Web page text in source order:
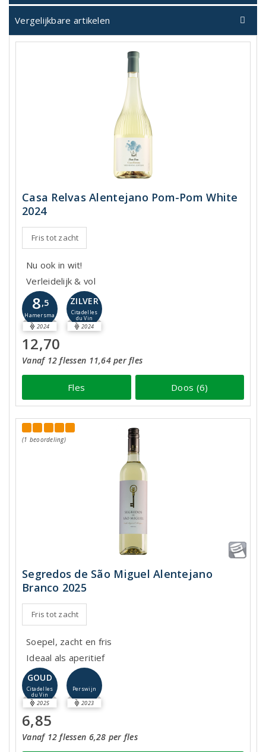
Vergelijkbare artikelen
Casa Relvas Alentejano Pom-Pom White
2024
Fris tot zacht
Nu ook in wit!
Verleidelijk & vol
8,5
Hamersma
2024
ZILVER
Citadelles
du Vin
2024
12,70
Vanaf 12 flessen 11,64 per fles
Fles Doos (6)
(1 beoordeling)
Segredos de São Miguel Alentejano
Branco 2025
Fris tot zacht
Soepel, zacht en fris
Ideaal als aperitief
GOUD
Citadelles
du Vin
2025
Perswijn
2023
6,85
Vanaf 12 flessen 6,28 per fles